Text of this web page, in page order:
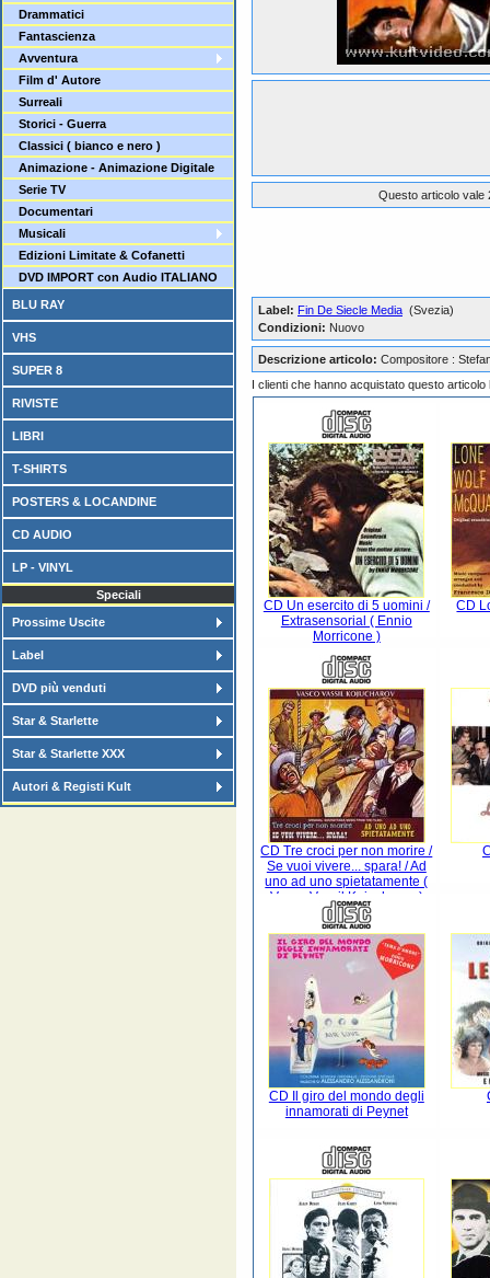
Drammatici
Fantascienza
Avventura
Film d' Autore
Surreali
Storici - Guerra
Classici ( bianco e nero )
Animazione - Animazione Digitale
Serie TV
Documentari
Musicali
Edizioni Limitate & Cofanetti
DVD IMPORT con Audio ITALIANO
BLU RAY
VHS
SUPER 8
RIVISTE
LIBRI
T-SHIRTS
POSTERS & LOCANDINE
CD AUDIO
LP - VINYL
Speciali
Prossime Uscite
Label
DVD più venduti
Star & Starlette
Star & Starlette XXX
Autori & Registi Kult
Questo articolo vale
Label: Fin De Siecle Media (Svezia)
Condizioni: Nuovo
Descrizione articolo: Compositore :
I clienti che hanno acquistato questo
CD Un esercito di 5 uomini /
Extrasensorial ( Ennio
Morricone )
CD
CD Tre croci per non morire /
Se vuoi vivere... spara! / Ad
uno ad uno spietatamente (
Vasco Vassil Kojucharov )
CD Il giro del mondo degli
innamorati di Peynet